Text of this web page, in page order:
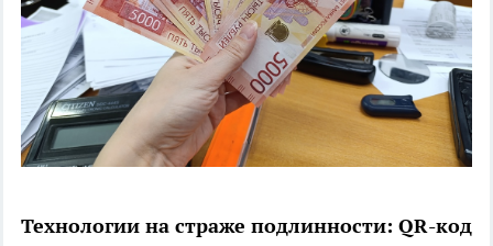
Технологии на страже подлинности: QR-код